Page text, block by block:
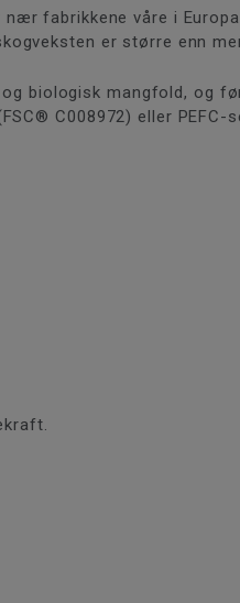
fabrikkene våre i
er større enn
biologisk mangfold, og
C008972) eller PEFC-